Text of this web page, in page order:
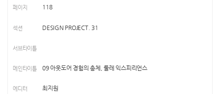
118
DESIGN PROJECT. 31
09 아웃도어 경험의 총체, 툴레 익스피리언스
최지원